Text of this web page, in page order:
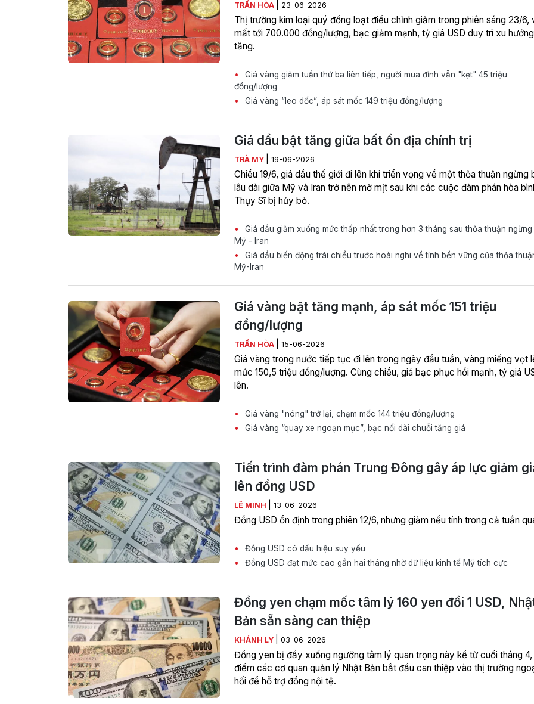
TRẦN HÒA 23-06-2026
Thị trường kim loại quý đồng loạt điều chỉnh giảm trong phiên sáng 23/6,
mất tới 700.000 đồng/lượng, bạc giảm mạnh, tỷ giá USD duy trì xu hướng
tăng.
Giá vàng giảm tuần thứ ba liên tiếp, người mua đỉnh vẫn "kẹt" 45 triệu
đồng/lượng
Giá vàng “leo dốc”, áp sát mốc 149 triệu đồng/lượng
Giá dầu bật tăng giữa bất ổn địa chính trị
TRÀ MY 19-06-2026
Chiều 19/6, giá dầu thế giới đi lên khi triển vọng về một thỏa thuận ngừng
lâu dài giữa Mỹ và Iran trở nên mờ mịt sau khi các cuộc đàm phán hòa
Thụy Sĩ bị hủy bỏ.
Giá dầu giảm xuống mức thấp nhất trong hơn 3 tháng sau thỏa thuận ngừng
Mỹ - Iran
Giá dầu biến động trái chiều trước hoài nghi về tính bền vững của thỏa
Mỹ-Iran
Giá vàng bật tăng mạnh, áp sát mốc 151 triệu
đồng/lượng
TRẦN HÒA 15-06-2026
Giá vàng trong nước tiếp tục đi lên trong ngày đầu tuần, vàng miếng vọt
mức 150,5 triệu đồng/lượng. Cùng chiều, giá bạc phục hồi mạnh, tỷ giá
lên.
Giá vàng "nóng" trở lại, chạm mốc 144 triệu đồng/lượng
Giá vàng “quay xe ngoạn mục”, bạc nối dài chuỗi tăng giá
Tiến trình đàm phán Trung Đông gây áp lực giảm
lên đồng USD
LÊ MINH 13-06-2026
Đồng USD ổn định trong phiên 12/6, nhưng giảm nếu tính trong cả tuần
Đồng USD có dấu hiệu suy yếu
Đồng USD đạt mức cao gần hai tháng nhờ dữ liệu kinh tế Mỹ tích cực
Đồng yen chạm mốc tâm lý 160 yen đổi 1 USD,
Bản sẵn sàng can thiệp
KHÁNH LY 03-06-2026
Đồng yen bị đẩy xuống ngưỡng tâm lý quan trọng này kể từ cuối tháng 4,
điểm các cơ quan quản lý Nhật Bản bắt đầu can thiệp vào thị trường
hối để hỗ trợ đồng nội tệ.